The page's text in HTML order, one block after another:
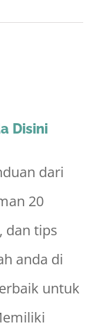
Disini
dari
20
dan tips
anda di
untuk